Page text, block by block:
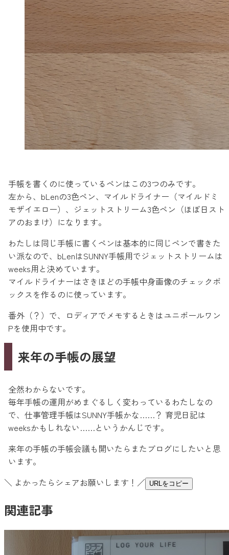
手帳を書くのに使っているペンはこの3つのみです。
左から、bLenの3色ペン、マイルドライナー（マイルドミ
モザイエロー）、ジェットストリーム3色ペン（ほぼ日スト
アのおまけ）になります。
わたしは同じ手帳に書くペンは基本的に同じペンで書きた
い派なので、bLenはSUNNY手帳用でジェットストリームは
weeks用と決めています。
マイルドライナーはさきほどの手帳中身画像のチェックボ
ックスを作るのに使っています。
番外（？）で、ロディアでメモするときはユニボールワン
Pを使用中です。
来年の手帳の展望
全然わからないです。
毎年手帳の運用がめまぐるしく変わっているわたしなの
で、仕事管理手帳はSUNNY手帳かな……？ 育児日記は
weeksかもしれない……というかんじです。
来年の手帳の手帳会議も開いたらまたブログにしたいと思
います。
＼ よかったらシェアお願いします！／
URLをコピー
関連記事